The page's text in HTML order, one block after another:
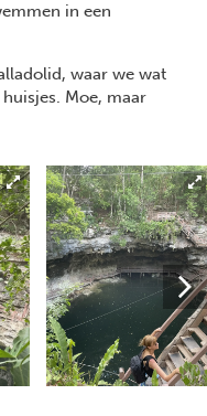
in een
waar we wat
Moe, maar